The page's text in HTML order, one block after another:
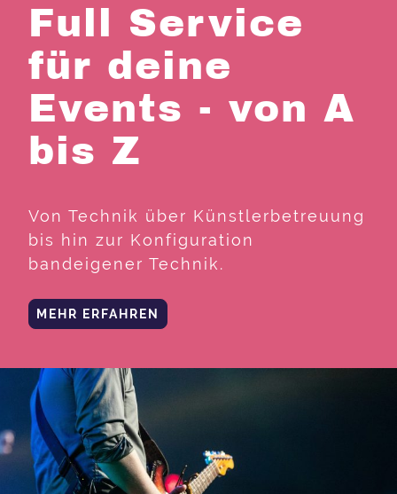
Full Service
für deine
Events - von A
bis Z
Von Technik über Künstlerbetreuung
bis hin zur Konfiguration
bandeigener Technik.
MEHR ERFAHREN